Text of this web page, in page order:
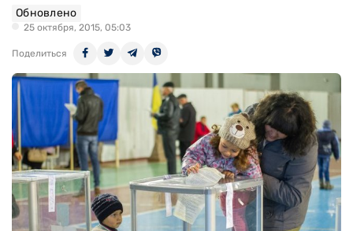
Обновлено
25 октября, 2015, 05:03
Поделиться